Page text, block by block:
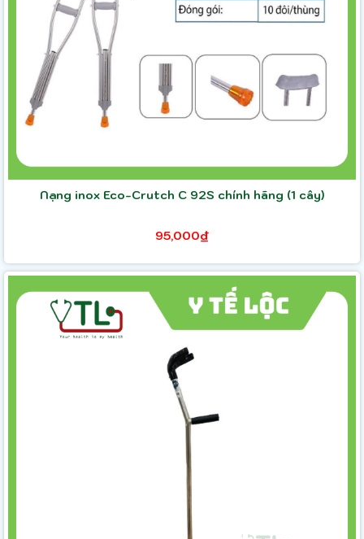
Nạng inox Eco-Crutch C 92S chính hãng (1 cây)
95,000₫